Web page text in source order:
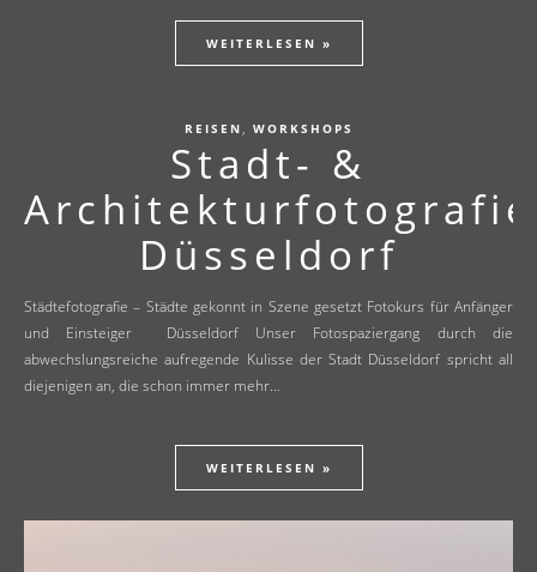
WEITERLESEN »
REISEN , WORKSHOPS
Stadt- &
Architekturfotografie
Düsseldorf
Städtefotografie – Städte gekonnt in Szene gesetzt Fotokurs für Anfänger
und Einsteiger Düsseldorf Unser Fotospaziergang durch die
abwechslungsreiche aufregende Kulisse der Stadt Düsseldorf spricht all
diejenigen an, die schon immer mehr…
WEITERLESEN »